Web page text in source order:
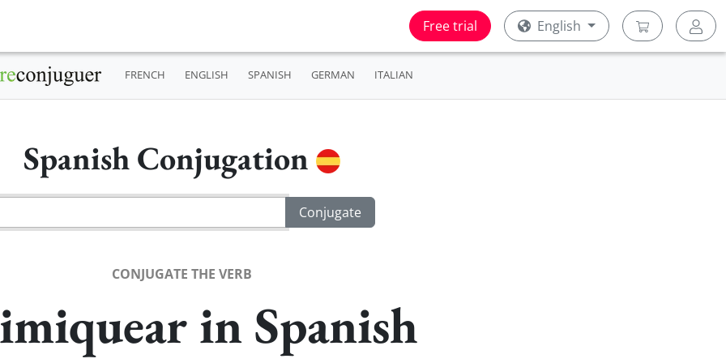
Free trial English
FRENCH ENGLISH SPANISH GERMAN ITALIAN
Spanish Conjugation
CONJUGATE THE VERB
in Spanish